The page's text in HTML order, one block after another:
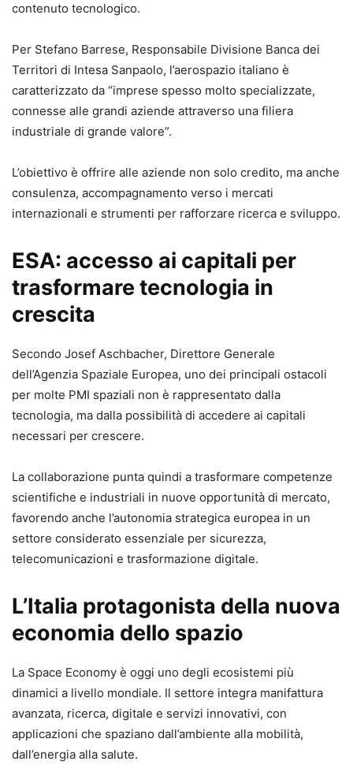
contenuto tecnologico.
Per Stefano Barrese, Responsabile Divisione Banca dei
Territori di Intesa Sanpaolo, l’aerospazio italiano è
caratterizzato da “imprese spesso molto specializzate,
connesse alle grandi aziende attraverso una filiera
industriale di grande valore”.
L’obiettivo è offrire alle aziende non solo credito, ma anche
consulenza, accompagnamento verso i mercati
internazionali e strumenti per rafforzare ricerca e sviluppo.
ESA: accesso ai capitali per
trasformare tecnologia in
crescita
Secondo Josef Aschbacher, Direttore Generale
dell’Agenzia Spaziale Europea, uno dei principali ostacoli
per molte PMI spaziali non è rappresentato dalla
tecnologia, ma dalla possibilità di accedere ai capitali
necessari per crescere.
La collaborazione punta quindi a trasformare competenze
scientifiche e industriali in nuove opportunità di mercato,
favorendo anche l’autonomia strategica europea in un
settore considerato essenziale per sicurezza,
telecomunicazioni e trasformazione digitale.
L’Italia protagonista della nuova
economia dello spazio
La Space Economy è oggi uno degli ecosistemi più
dinamici a livello mondiale. Il settore integra manifattura
avanzata, ricerca, digitale e servizi innovativi, con
applicazioni che spaziano dall’ambiente alla mobilità,
dall’energia alla salute.